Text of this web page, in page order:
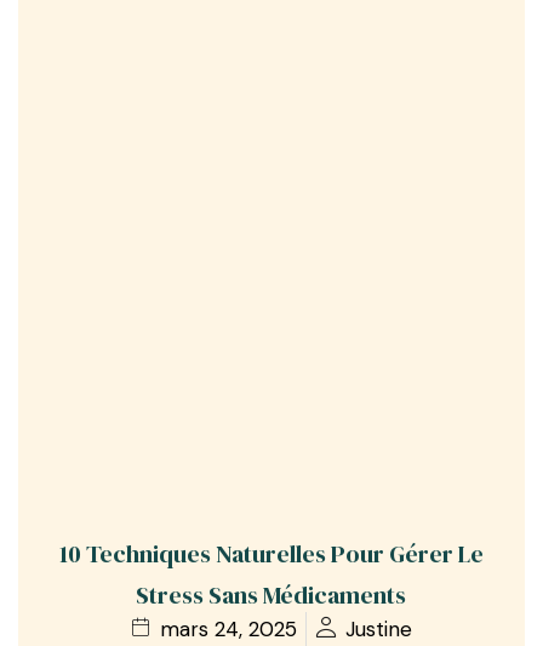
10 Techniques Naturelles Pour Gérer Le
Stress Sans Médicaments
mars 24, 2025 Justine